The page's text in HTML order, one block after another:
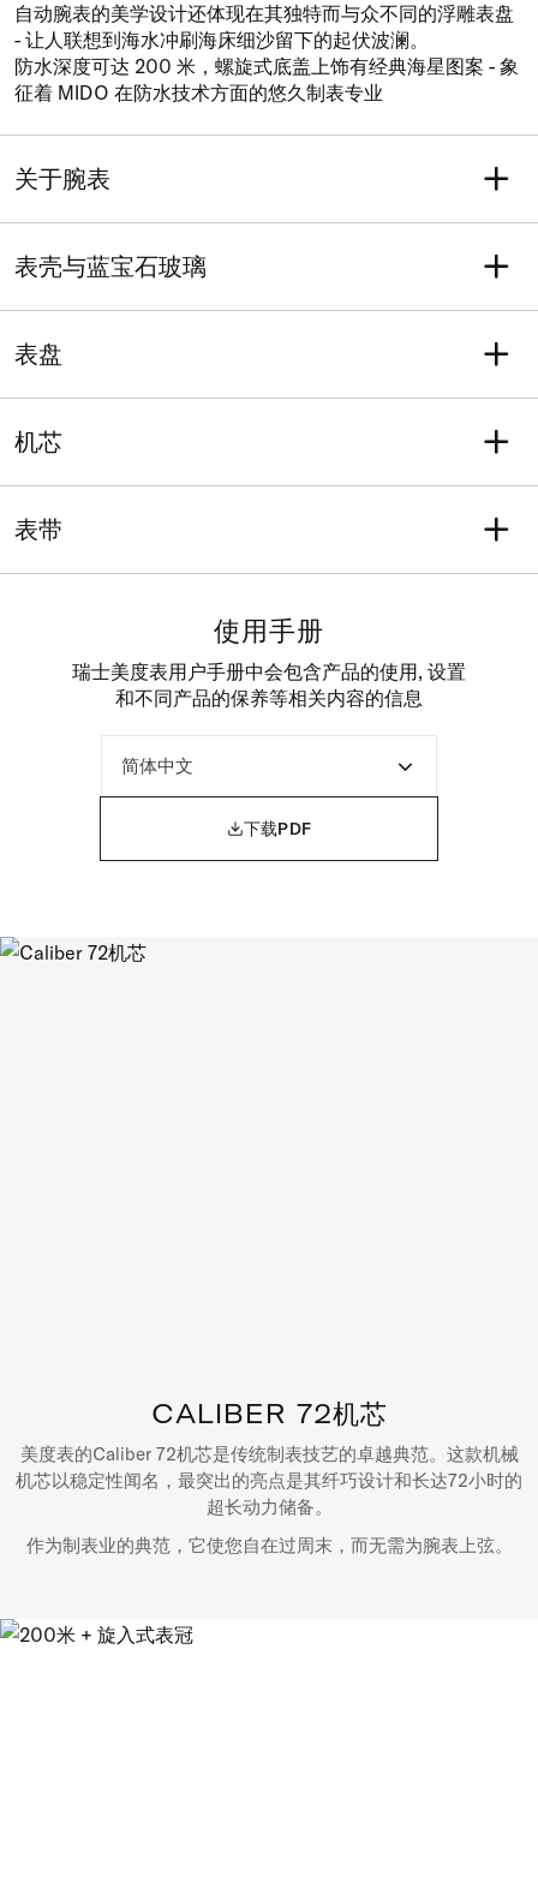
自动腕表的美学设计还体现在其独特而与众不同的浮雕表盘
- 让人联想到海水冲刷海床细沙留下的起伏波澜。
防水深度可达 200 米，螺旋式底盖上饰有经典海星图案 - 象
征着 MIDO 在防水技术方面的悠久制表专业
关于腕表
重量 (克)
81
型号
系列
领航者系列 含二年售后保修服务
防水性能可抵御相当于20巴
的压力（200米/660英
表壳与蓝宝石玻璃
表壳形状
圆形
长度
宽度
39 10.5
20
玻璃表镜
表盘
表盘颜色
黑色
刻度
机芯
功能
日期
动力存储
机芯
瑞士制造自动上弦机械机芯
表带
表带型号 表带详情
橡胶
内侧
721
表扣
使用手册
瑞士美度表用户手册中会包含产品的使用, 设置
和不同产品的保养等相关内容的信息

下载PDF
CALIBER 72机芯
美度表的Caliber 72机芯是传统制表技艺的卓越典范。这款机械
机芯以稳定性闻名，最突出的亮点是其纤巧设计和长达72小时的
超长动力储备。
作为制表业的典范，它使您自在过周末，而无需为腕表上弦。